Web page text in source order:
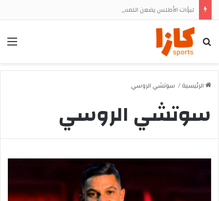
بحث
الرئيسية/ سوتشي الروسي
سوتشي الروسي